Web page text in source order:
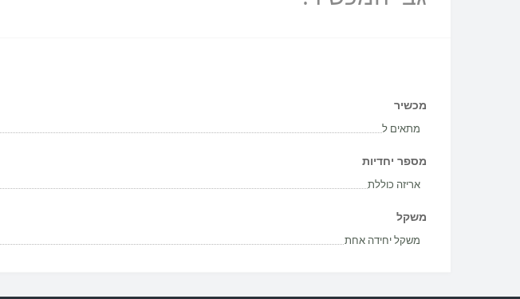
מכשיר
מתאים ל
מספר יחדיות
אריזה כוללת
משקל
משקל יחידה אחת